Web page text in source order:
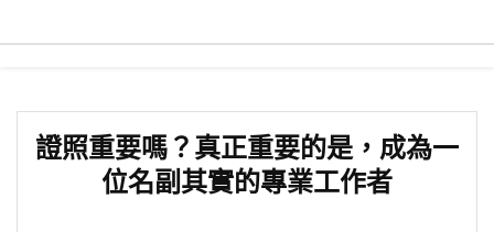
證照重要嗎？真正重要的是，成為一
位名副其實的專業工作者